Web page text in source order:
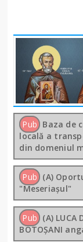
Pub Baza de
locală a
din domeniul
Pub (A)
"Meseriașul"
Pub (A) LUCA
BOTOȘANI